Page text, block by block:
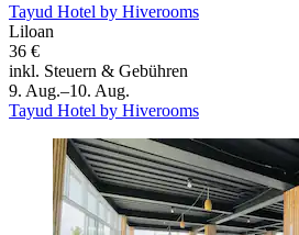
Tayud Hotel by Hiverooms
Liloan
36 €
inkl. Steuern & Gebühren
9. Aug.–10. Aug.
Tayud Hotel by Hiverooms